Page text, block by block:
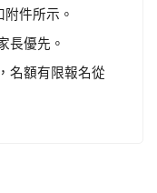
件所示。
長優先。
名額有限報名從